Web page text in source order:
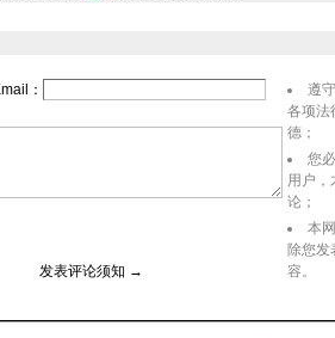
：
表评论须知 →
遵
各项法
德；
您
用户，
论；
本
除您发
容。